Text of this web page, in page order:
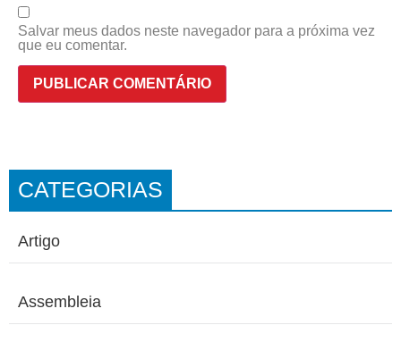
Salvar meus dados neste navegador para a próxima vez
que eu comentar.
CATEGORIAS
Artigo
Assembleia